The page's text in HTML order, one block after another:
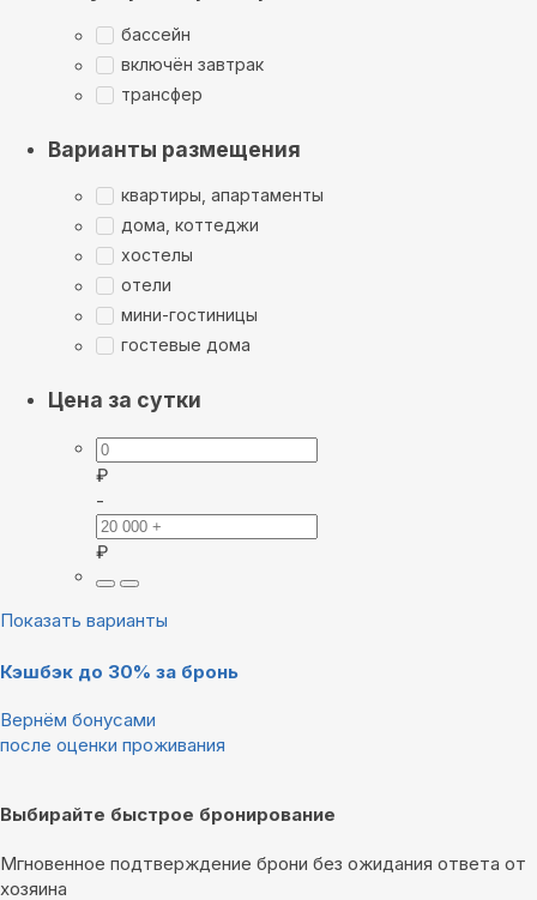
бассейн
включён завтрак
трансфер
Варианты размещения
квартиры, апартаменты
дома, коттеджи
хостелы
отели
мини-гостиницы
гостевые дома
Цена за сутки
₽
-
₽
Показать варианты
Кэшбэк до 30% за бронь
Вернём бонусами
после оценки проживания
Выбирайте быстрое бронирование
Мгновенное подтверждение брони без ожидания ответа от
хозяина